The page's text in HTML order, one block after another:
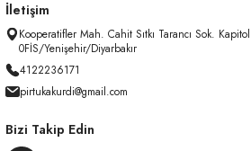
İletişim
Kooperatifler Mah. Cahit Sıtkı Tarancı Sok.
0FİS/Yenişehir/Diyarbakır
4122236171
pirtukakurdi@gmail.com
Bizi Takip Edin